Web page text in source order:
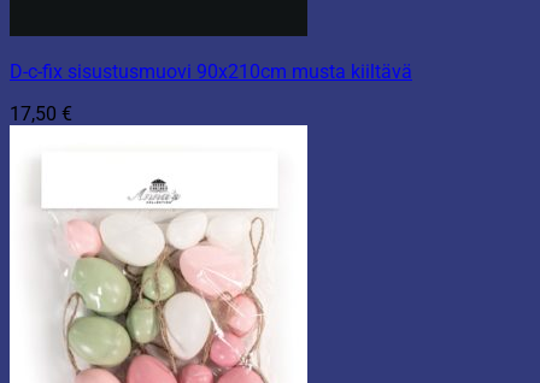
D-c-fix sisustusmuovi 90x210cm musta kiiltävä
17,50 €